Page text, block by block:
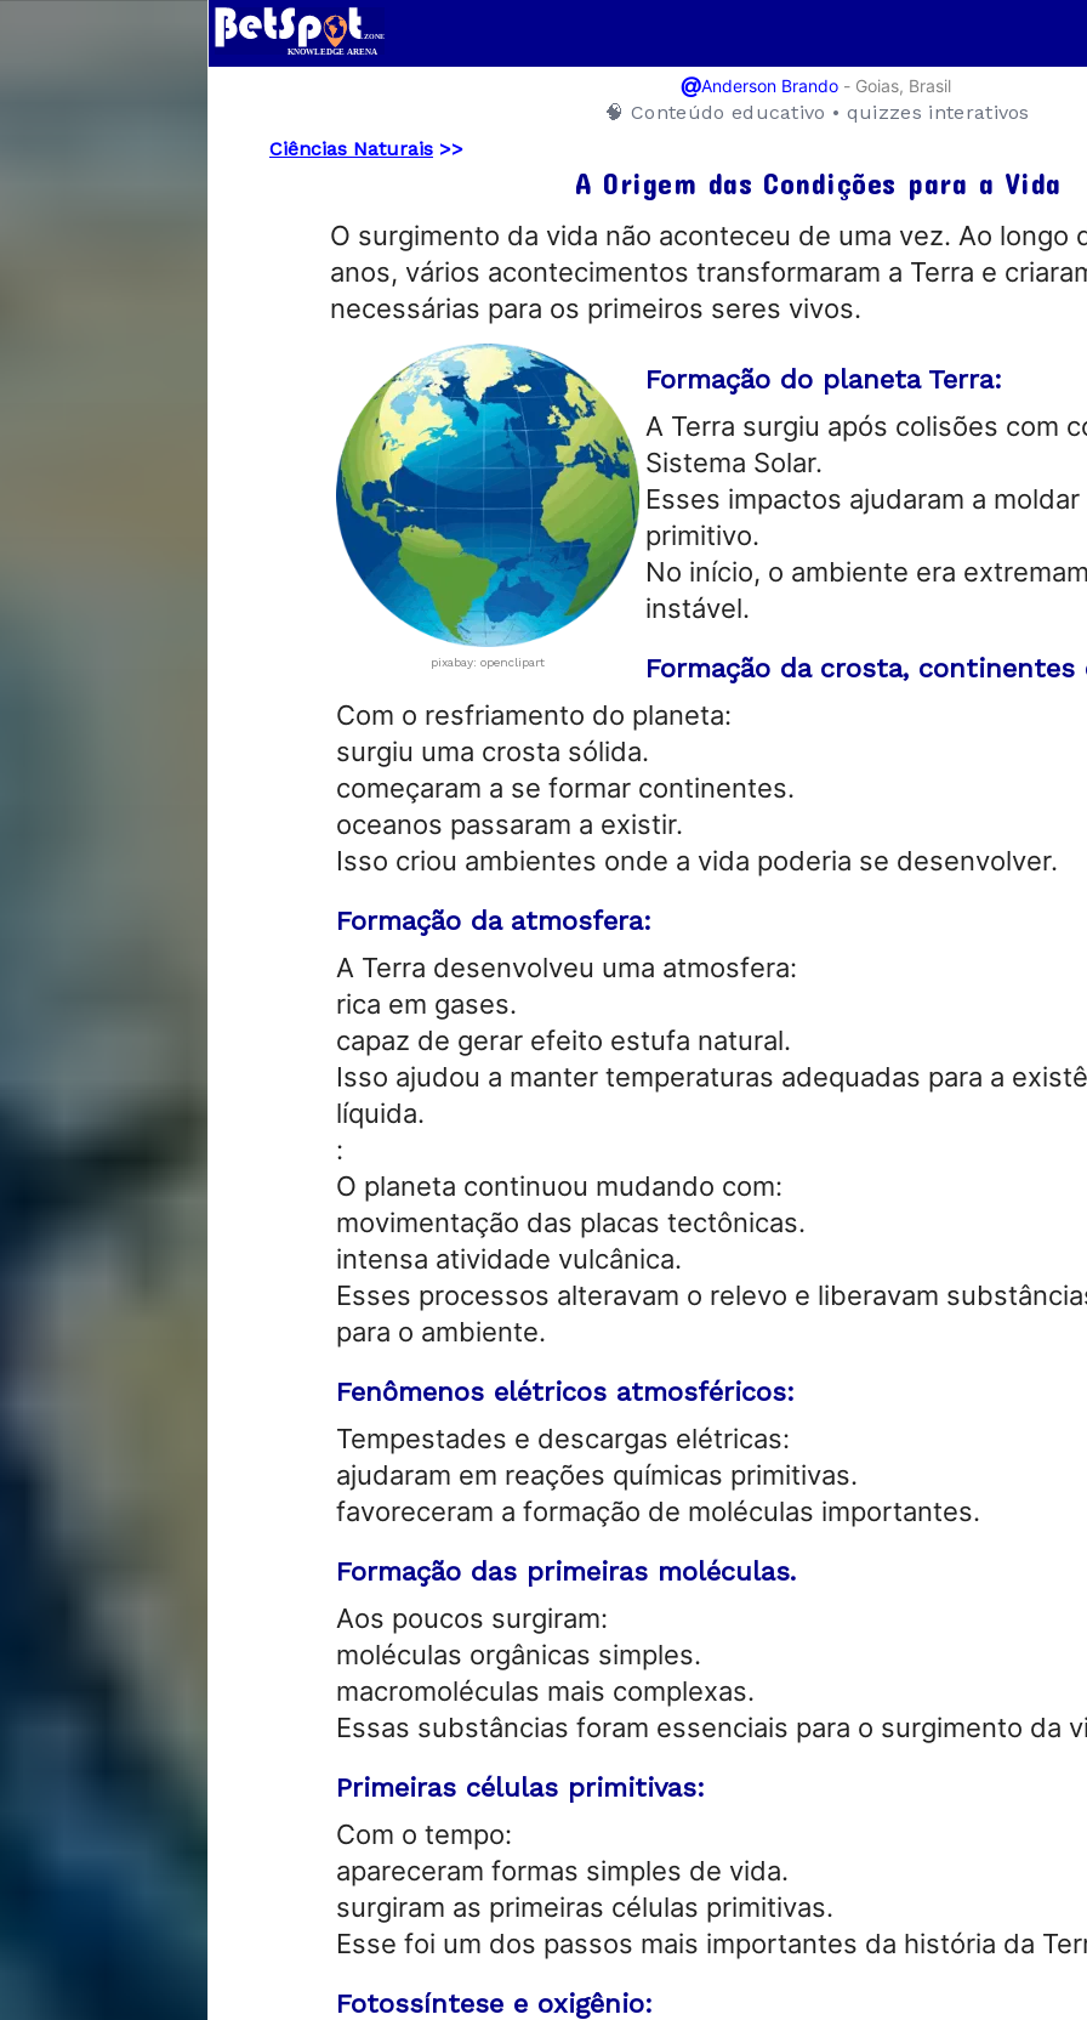
@Anderson Brando- Goias, Brasil
🧠 Conteúdo educativo • quizzes interativos
Ciências Naturais >>
A Origem das Condições para a Vida
O surgimento da vida não aconteceu de uma vez. Ao longo
anos, vários acontecimentos transformaram a Terra e
necessárias para os primeiros seres vivos.
pixabay: openclipart
Formação do planeta Terra:
A Terra surgiu após colisões com
Sistema Solar.
Esses impactos ajudaram a
primitivo.
No início, o ambiente era
instável.
Formação da crosta, continentes
Com o resfriamento do planeta:
surgiu uma crosta sólida.
começaram a se formar continentes.
oceanos passaram a existir.
Isso criou ambientes onde a vida poderia se desenvolver.
Formação da atmosfera:
A Terra desenvolveu uma atmosfera:
rica em gases.
capaz de gerar efeito estufa natural.
Isso ajudou a manter temperaturas adequadas para a
líquida.
:
O planeta continuou mudando com:
movimentação das placas tectônicas.
intensa atividade vulcânica.
Esses processos alteravam o relevo e liberavam
para o ambiente.
Fenômenos elétricos atmosféricos:
Tempestades e descargas elétricas:
ajudaram em reações químicas primitivas.
favoreceram a formação de moléculas importantes.
Formação das primeiras moléculas.
Aos poucos surgiram:
moléculas orgânicas simples.
macromoléculas mais complexas.
Essas substâncias foram essenciais para o surgimento da
Primeiras células primitivas:
Com o tempo:
apareceram formas simples de vida.
surgiram as primeiras células primitivas.
Esse foi um dos passos mais importantes da história da
Fotossíntese e oxigênio: